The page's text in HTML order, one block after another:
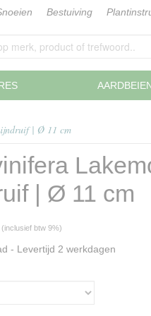
Bestuiving
| Ø 11 cm
| Ø 11 cm
(inclusief btw 9%)
- Levertijd 2 werkdagen